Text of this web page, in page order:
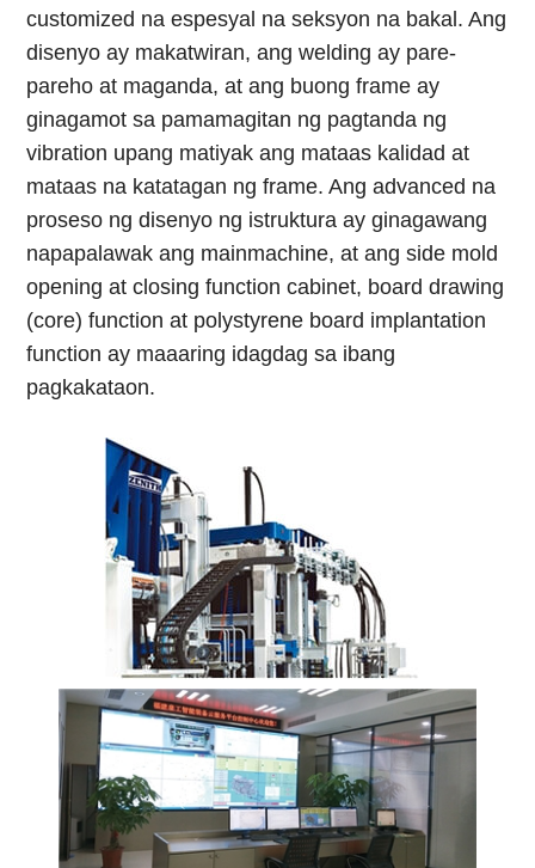
customized na espesyal na seksyon na bakal. Ang
disenyo ay makatwiran, ang welding ay pare-
pareho at maganda, at ang buong frame ay
ginagamot sa pamamagitan ng pagtanda ng
vibration upang matiyak ang mataas kalidad at
mataas na katatagan ng frame. Ang advanced na
proseso ng disenyo ng istruktura ay ginagawang
napapalawak ang mainmachine, at ang side mold
opening at closing function cabinet, board drawing
(core) function at polystyrene board implantation
function ay maaaring idagdag sa ibang
pagkakataon.